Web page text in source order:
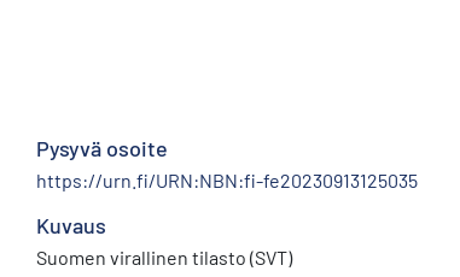
Pysyvä osoite
https://urn.fi/URN:NBN:fi-fe20230913125035
Kuvaus
Suomen virallinen tilasto (SVT)